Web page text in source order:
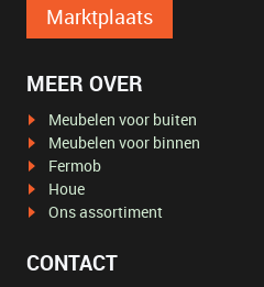
Marktplaats
MEER OVER
Meubelen voor buiten
Meubelen voor binnen
Fermob
Houe
Ons assortiment
CONTACT